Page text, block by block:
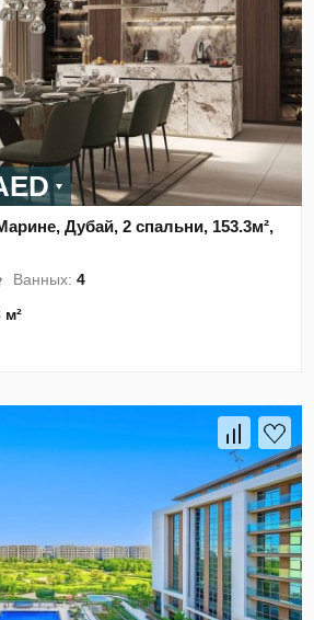
Дубай, 2 спальни, 153.3м²,
Ванных:4
м²